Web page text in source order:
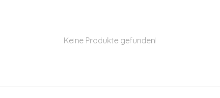
Keine Produkte gefunden!